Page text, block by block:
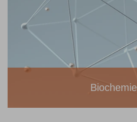
Biochemie